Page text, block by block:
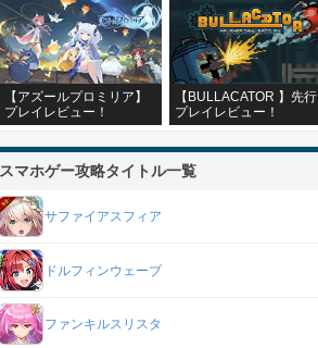
【アズールプロミリア】
プレイレビュー！
【BULLACATOR 】先行
プレイレビュー！
スマホゲー攻略タイトル一覧
サファイアスフィア
ドルフィンウェーブ
ファンキルスリスタ